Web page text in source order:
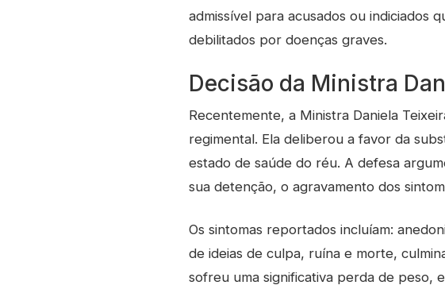
admissível para acusados ou indiciados
debilitados por doenças graves.
Decisão da Ministra
Recentemente, a Ministra Daniela
regimental. Ela deliberou a favor da
estado de saúde do réu. A defesa
sua detenção, o agravamento dos
Os sintomas reportados incluíam:
de ideias de culpa, ruína e morte,
sofreu uma significativa perda de peso,